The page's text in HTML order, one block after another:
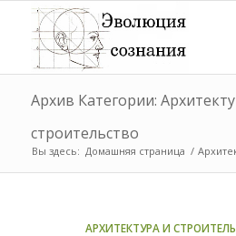
Архив Категории:
строительство
Вы здесь: Домашняя страница /
АРХИТЕКТУРА И